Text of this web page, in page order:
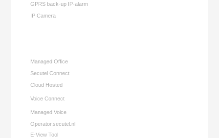
GPRS back-up IP-alarm
IP Camera
Managed Office
Secutel Connect
Cloud Hosted
Voice Connect
Managed Voice
Operator.secutel.nl
E-View Tool